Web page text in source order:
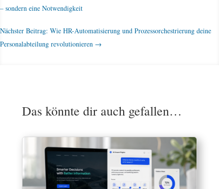
– sondern eine Notwendigkeit
Nächster Beitrag: Wie HR-Automatisierung und Prozessorchestrierung deine
Personalabteilung revolutionieren →
Das könnte dir auch gefallen…